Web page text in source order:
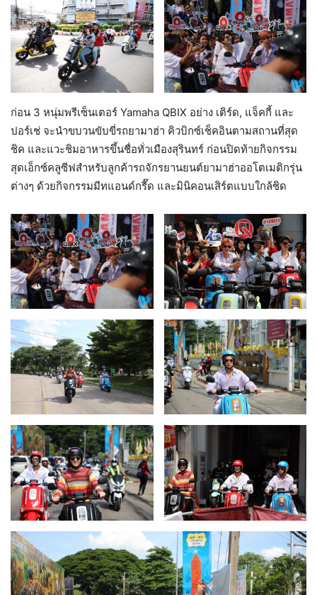
ก่อน 3 หนุ่มพรีเซ็นเตอร์ Yamaha QBIX อย่าง เติร์ด, แจ็คกี้ และ
ปอร์เช่ จะนำขบวนขับขี่รถยามาฮ่า คิวบิกซ์เช็คอินตามสถานที่สุด
ชิค และแวะชิมอาหารขึ้นชื่อทั่วเมืองสุรินทร์ ก่อนปิดท้ายกิจกรรม
สุดเอ็กซ์คลูซีฟสำหรับลูกค้ารถจักรยานยนต์ยามาฮ่าออโตเมติกรุ่น
ต่างๆ ด้วยกิจกรรมมีทแอนด์กรี๊ด และมินิคอนเสิร์ตแบบใกล้ชิด